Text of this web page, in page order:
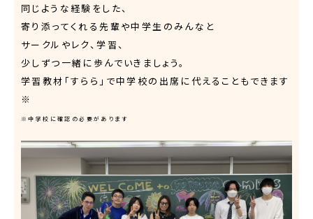
同じような経験をした、
寄り添ってくれる先輩や中学生のみんなと
サークルやレク、学習、
少しずつ一緒に歩んでいきましょう。
学習教材「すらら」で中学校の出席に代えることもできます
※
※中学校に確認の必要があります